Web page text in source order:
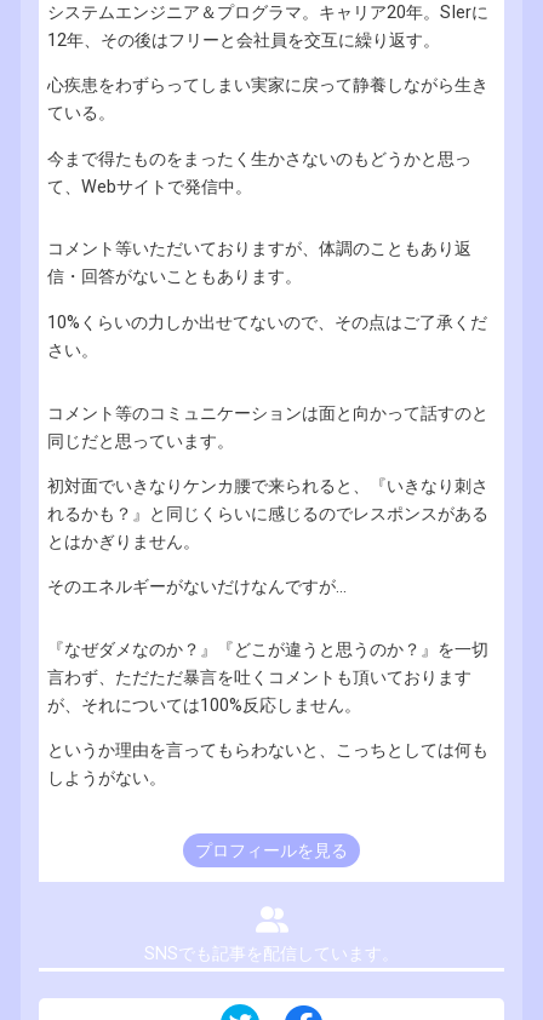
システムエンジニア＆プログラマ。キャリア20年。SIerに
12年、その後はフリーと会社員を交互に繰り返す。
心疾患をわずらってしまい実家に戻って静養しながら生き
ている。
今まで得たものをまったく生かさないのもどうかと思っ
て、Webサイトで発信中。
コメント等いただいておりますが、体調のこともあり返
信・回答がないこともあります。
10%くらいの力しか出せてないので、その点はご了承くだ
さい。
コメント等のコミュニケーションは面と向かって話すのと
同じだと思っています。
初対面でいきなりケンカ腰で来られると、『いきなり刺さ
れるかも？』と同じくらいに感じるのでレスポンスがある
とはかぎりません。
そのエネルギーがないだけなんですが...
『なぜダメなのか？』『どこが違うと思うのか？』を一切
言わず、ただただ暴言を吐くコメントも頂いております
が、それについては100%反応しません。
というか理由を言ってもらわないと、こっちとしては何も
しようがない。
プロフィールを見る
SNSでも記事を配信しています。